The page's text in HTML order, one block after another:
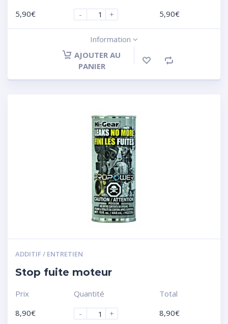
5,90€
-
+
5,90€
Information
AJOUTER AU
PANIER
ADDITIF / ENTRETIEN
Stop fuite moteur
Prix
8,90€
Quantité
-
+
Total
8,90€